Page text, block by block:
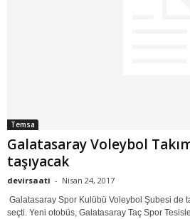
Temsa
Galatasaray Voleybol
taşıyacak
devirsaati - Nisan 24, 2017
Galatasaray Spor Kulübü Voleybol Şubesi de
seçti. Yeni otobüs, Galatasaray Taç Spor